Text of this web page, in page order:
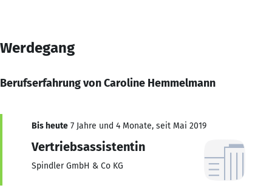
Werdegang
Berufserfahrung von Caroline Hemmelmann
Bis heute 7 Jahre und 4 Monate, seit Mai 2019
Vertriebsassistentin
Spindler GmbH & Co KG